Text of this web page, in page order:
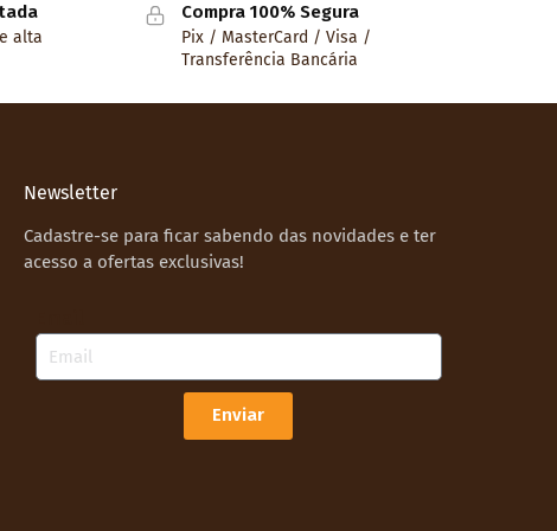
alta
Compra 100% Segura
Pix / MasterCard / Visa /
Transferência Bancária
Newsletter
Cadastre-se para ficar sabendo das novidades e ter
acesso a ofertas exclusivas!
Enviar